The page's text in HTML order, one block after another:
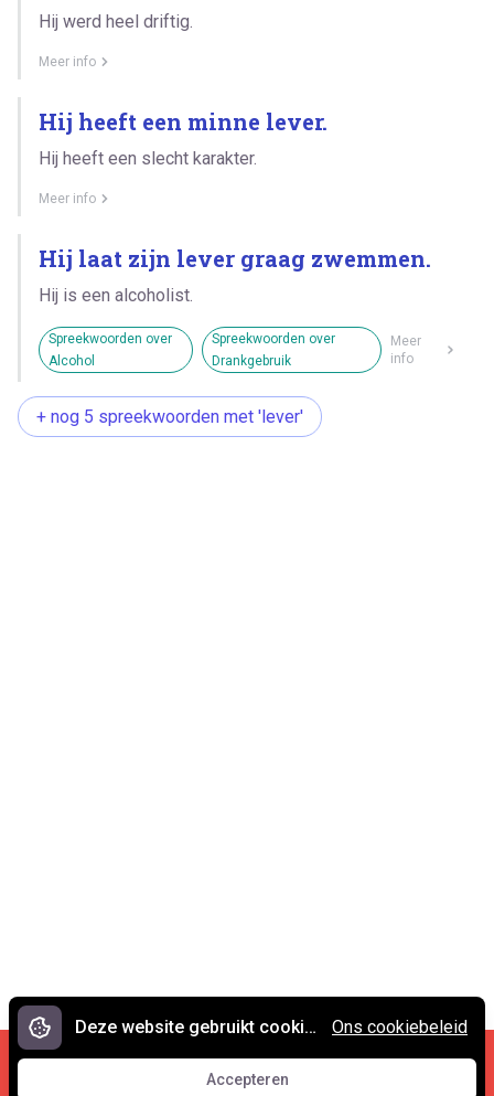
Hij werd heel driftig.
Meer info
Hij heeft een minne lever.
Hij heeft een slecht karakter.
Meer info
Hij laat zijn lever graag zwemmen.
Hij is een alcoholist.
Spreekwoorden over
Alcohol
Spreekwoorden over
Drankgebruik
Meer
info
+ nog 5 spreekwoorden met 'lever'
Cookies en privacy •
Contact
© 2007 - 2026 Spreekwoorden.nl
Deze website gebruikt cookies.
Accepteren
Accepteren
Ons cookiebeleid